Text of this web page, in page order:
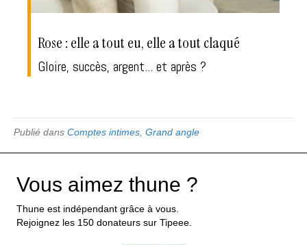
Rose : elle a tout eu, elle a tout claqué
Gloire, succès, argent... et après ?
Publié dans Comptes intimes Grand angle
Vous aimez thune ?
Thune est indépendant grâce à vous.
Rejoignez les 150 donateurs sur Tipeee.